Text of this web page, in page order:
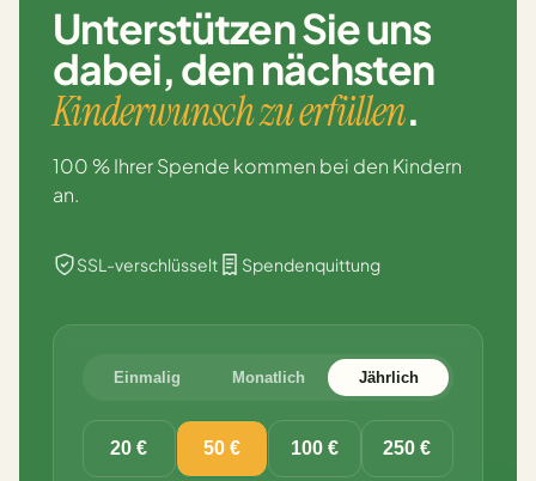
Unterstützen Sie uns
dabei,den nächsten
Kinderwunsch zu erfüllen.
100 % Ihrer Spende kommen bei den Kindern
an.
SSL-verschlüsselt Spendenquittung
Einmalig Monatlich Jährlich
20 € 50 € 100 € 250 €